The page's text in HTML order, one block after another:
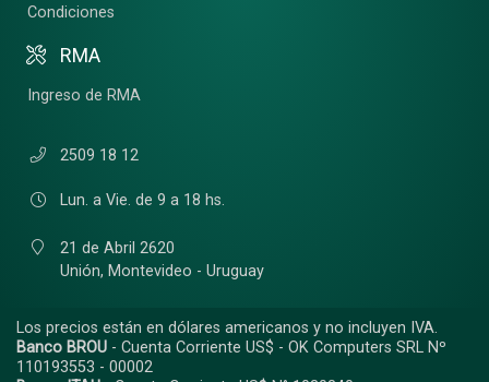
Condiciones
RMA
Ingreso de RMA
2509 18 12
Lun. a Vie. de 9 a 18 hs.
21 de Abril 2620
Unión, Montevideo - Uruguay
Los precios están en dólares americanos y no incluyen IVA.
Banco BROU - Cuenta Corriente US$ - OK Computers SRL Nº
110193553 - 00002